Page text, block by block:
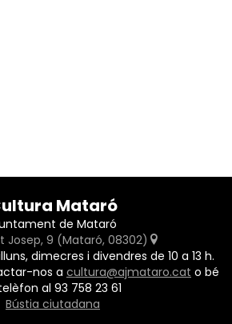
Mataró
de Mataró
Josep, 9 (Mataró, 08302)
dimecres i divendres de 10 a 13 h.
nos a cultura@ajmataro.cat o bé
al 93 758 23 61
Bústia ciutadana